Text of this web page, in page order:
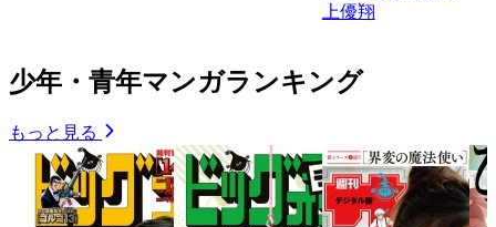
上優翔
少年・青年マンガランキング
もっと見る